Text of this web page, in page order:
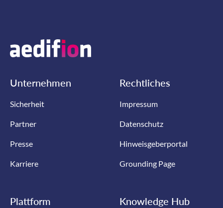
Unternehmen
Sicherheit
Partner
Presse
Karriere
Rechtliches
Impressum
Datenschutz
Hinweisgeberportal
Grounding Page
Plattform Knowledge Hub